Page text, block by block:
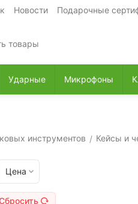
Новости Подарочные
Ударные Микрофоны
инструментов / Кейсы и
Цена